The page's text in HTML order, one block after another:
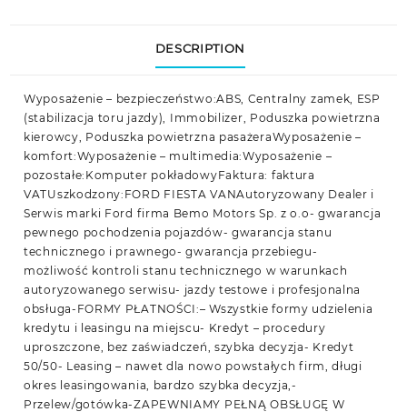
DESCRIPTION
Wyposażenie – bezpieczeństwo:ABS, Centralny zamek, ESP
(stabilizacja toru jazdy), Immobilizer, Poduszka powietrzna
kierowcy, Poduszka powietrzna pasażeraWyposażenie –
komfort:Wyposażenie – multimedia:Wyposażenie –
pozostałe:Komputer pokładowyFaktura: faktura
VATUszkodzony:FORD FIESTA VANAutoryzowany Dealer i
Serwis marki Ford firma Bemo Motors Sp. z o.o- gwarancja
pewnego pochodzenia pojazdów- gwarancja stanu
technicznego i prawnego- gwarancja przebiegu-
możliwość kontroli stanu technicznego w warunkach
autoryzowanego serwisu- jazdy testowe i profesjonalna
obsługa-FORMY PŁATNOŚCI:– Wszystkie formy udzielenia
kredytu i leasingu na miejscu- Kredyt – procedury
uproszczone, bez zaświadczeń, szybka decyzja- Kredyt
50/50- Leasing – nawet dla nowo powstałych firm, długi
okres leasingowania, bardzo szybka decyzja,-
Przelew/gotówka-ZAPEWNIAMY PEŁNĄ OBSŁUGĘ W